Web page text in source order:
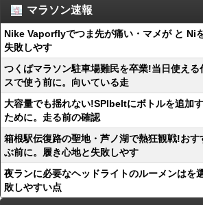
マラソン速報
Nike Vaporflyでつま先が痛い・マメが と Ni
失敗しやす
つくばマラソン駐車場難民を卒業!当日使え
スで使う前に。向いている走
大容量でも揺れない!SPIbeltにボトルを追加
ために。走る前の確認
箱根駅伝復路の聖地・芦ノ湖で熱狂観戦!お
ぶ前に。履き心地と失敗しやす
夜ランに必要なヘッドライトのルーメンはを
敗しやすい点